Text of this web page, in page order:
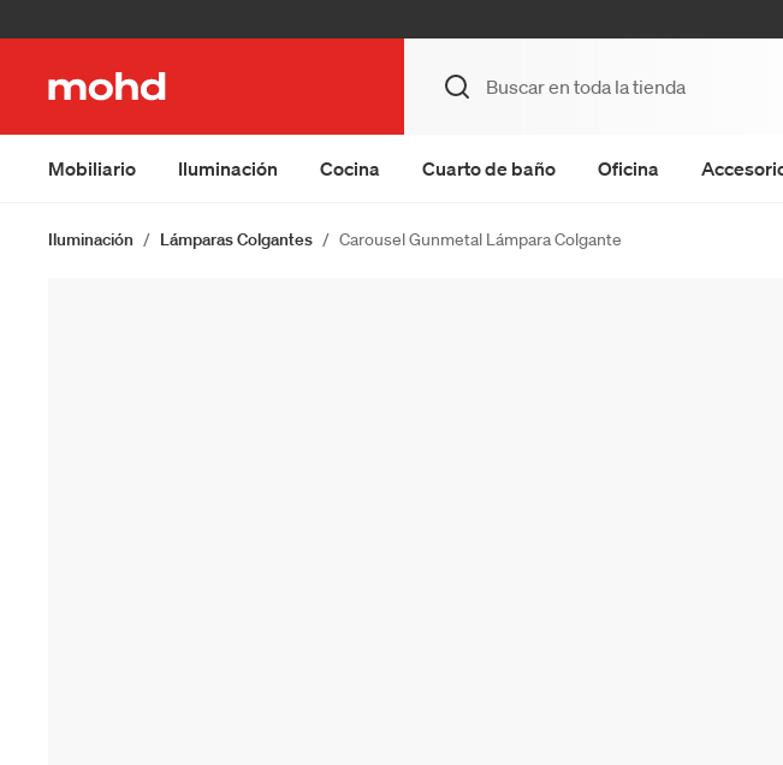
Mobiliario Iluminación Cocina Cuarto de baño Oficina
Iluminación Lámparas Colgantes Carousel Gunmetal Lámpara Colgante